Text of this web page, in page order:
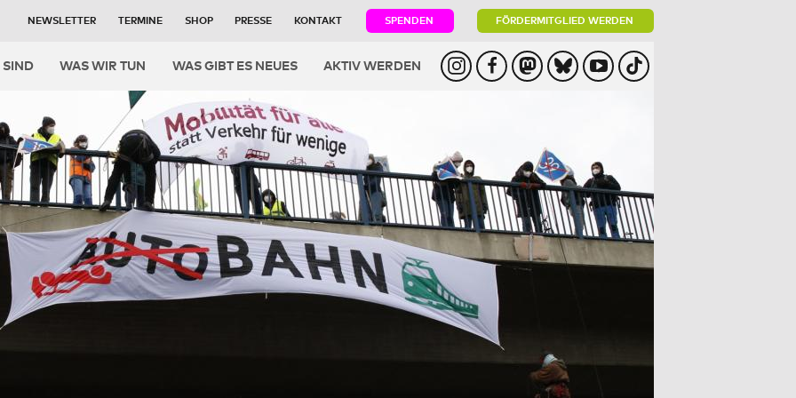
NEWSLETTER TERMINE SHOP PRESSE KONTAKT SPENDEN FÖRDERMITGLIED WERDEN
SIND WAS WIR TUN WAS GIBT ES NEUES AKTIV WERDEN